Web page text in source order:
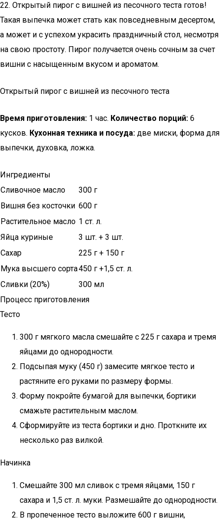
22. Открытый пирог с вишней из песочного теста готов!
Такая выпечка может стать как повседневным десертом,
а может и с успехом украсить праздничный стол, несмотря
на свою простоту. Пирог получается очень сочным за счет
вишни с насыщенным вкусом и ароматом.
Открытый пирог с вишней из песочного теста
Время приготовления: 1 час. Количество порций: 6
кусков. Кухонная техника и посуда: две миски, форма для
выпечки, духовка, ложка.
Ингредиенты
Сливочное масло
300 г
Вишня без косточки 600 г
Растительное масло 1 ст. л.
Яйца куриные
3 шт. + 3 шт.
Сахар
225 г + 150 г
Мука высшего сорта450 г +1,5 ст. л.
Сливки (20%)
300 мл
Процесс приготовления
Тесто
300 г мягкого масла смешайте с 225 г сахара и тремя
яйцами до однородности.
Подсыпая муку (450 г) замесите мягкое тесто и
растяните его руками по размеру формы.
Форму покройте бумагой для выпечки, бортики
смажьте растительным маслом.
Сформируйте из теста бортики и дно. Проткните их
несколько раз вилкой.
Начинка
Смешайте 300 мл сливок с тремя яйцами, 150 г
сахара и 1,5 ст. л. муки. Размешайте до однородности.
В пропеченное тесто выложите 600 г вишни,